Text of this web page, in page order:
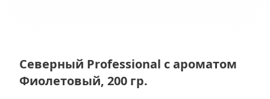
Северный Professional с ароматом
Фиолетовый, 200 гр.